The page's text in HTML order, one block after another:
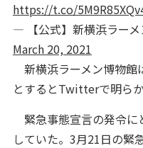
https://t.co/
— 【公式】新横浜ラー
March 20, 2021
新横浜ラーメン博物館
とするとTwitterで明らか
緊急事態宣言の発令に
していた。3月21日の緊